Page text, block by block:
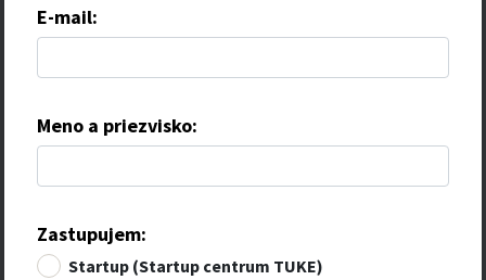
E-mail:
Meno a priezvisko:
Zastupujem:
Startup (Startup centrum TUKE)